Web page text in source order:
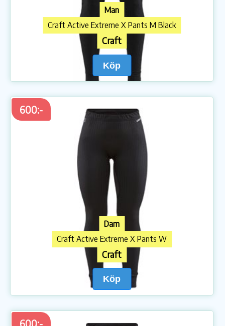
Man
Craft Active Extreme X Pants M Black
Craft
Köp
600:-
Dam
Craft Active Extreme X Pants W
Craft
Köp
600:-